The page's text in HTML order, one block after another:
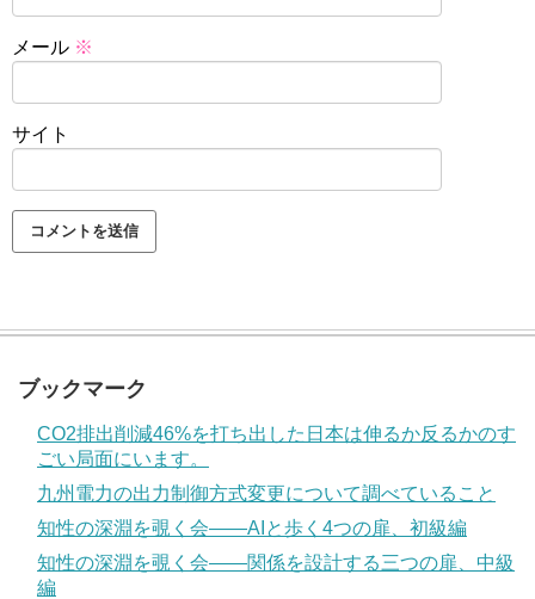
メール ※
サイト
ブックマーク
CO2排出削減46%を打ち出した日本は伸るか反るかのす
ごい局面にいます。
九州電力の出力制御方式変更について調べていること
知性の深淵を覗く会——AIと歩く4つの扉、初級編
知性の深淵を覗く会——関係を設計する三つの扉、中級
編